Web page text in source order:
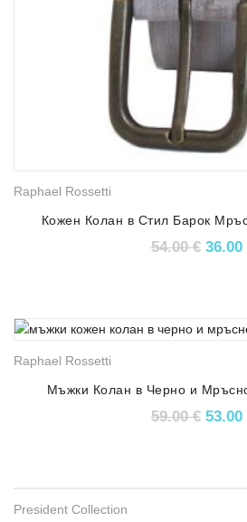
Raphael Rossetti
Кожен Колан в Стил Барок
54.00€ 36.00
Raphael Rossetti
Мъжки Колан в Черно и
59.00€ 53.00
President Collection